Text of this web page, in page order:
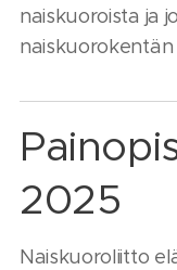
naiskuoroista ja
naiskuorokentän
2025
Naiskuoroliitto